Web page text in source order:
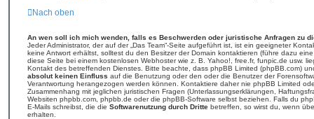
Nach oben
An wen soll ich mich wenden, falls es Beschwerden oder juristische Anfragen zu
Jeder Administrator, der auf der „Das Team“-Seite aufgeführt ist, ist ein geeigneter
keine Antwort erhältst, solltest du den Besitzer der Domain kontaktieren (führe dazu
diese Seite bei einem kostenlosen Webhoster wie z. B. Yahoo!, free.fr, funpic.de usw.
Kontakt des betreffenden Dienstes. Bitte beachte, dass phpBB Limited (phpBB.com)
absolut keinen Einfluss auf die Benutzung oder den oder die Benutzer der
Verantwortung herangezogen werden können. Kontaktiere daher nie phpBB Limited
Zusammenhang mit jeglichen juristischen Fragen (Unterlassungserklärungen,
Websiten phpbb.com, phpbb.de oder die phpBB-Software selbst beziehen. Falls du
E-Mails schreibst, die die Softwarenutzung durch Dritte betreffen, so wirst du, wenn
erhalten.